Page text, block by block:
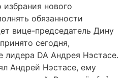
нового
обязанности
вице-председатель Дину
сегодня,
лидера DA Андрея Нэстасе.
Андрей Нэстасе, ему